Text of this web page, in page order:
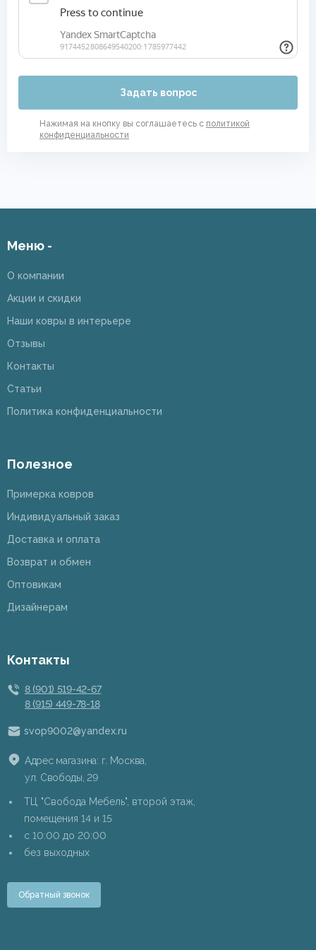
Задать вопрос
Нажимая на кнопку вы соглашаетесь с политикой
конфиденциальности
Меню -
О компании
Акции и скидки
Наши ковры в интерьере
Отзывы
Контакты
Статьи
Политика конфиденциальности
Полезное
Примерка ковров
Индивидуальный заказ
Доставка и оплата
Возврат и обмен
Оптовикам
Дизайнерам
Контакты
8 (901) 519-42-67
8 (915) 449-78-18
svop9002@yandex.ru
Адрес магазина: г. Москва,
ул. Свободы, 29
ТЦ "Свобода Мебель", второй этаж,
помещения 14 и 15
c 10:00 до 20:00
без выходных
Обратный звонок